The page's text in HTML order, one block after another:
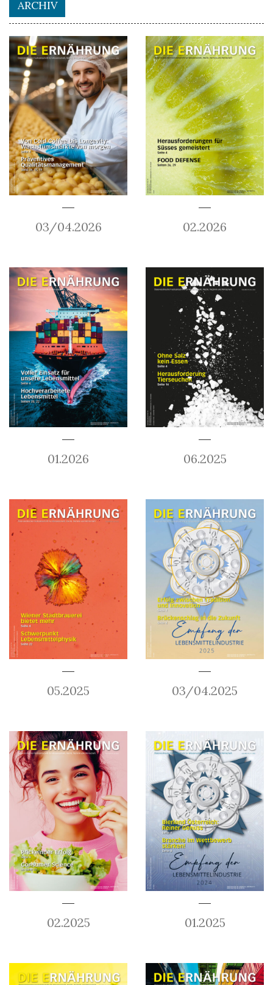
ARCHIV
03/04.2026 02.2026
01.2026 06.2025
05.2025 03/04.2025
02.2025 01.2025